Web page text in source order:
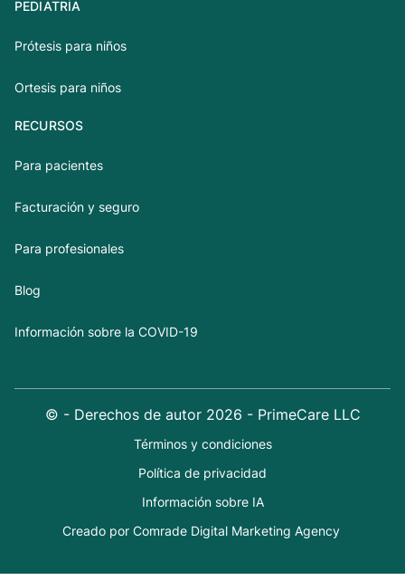
PEDIATRÍA
Prótesis para niños
Ortesis para niños
RECURSOS
Para pacientes
Facturación y seguro
Para profesionales
Blog
Información sobre la COVID-19
© - Derechos de autor 2026 - PrimeCare LLC
Términos y condiciones
Política de privacidad
Información sobre IA
Creado por Comrade Digital Marketing Agency